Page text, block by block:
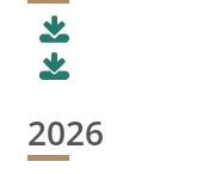
2026